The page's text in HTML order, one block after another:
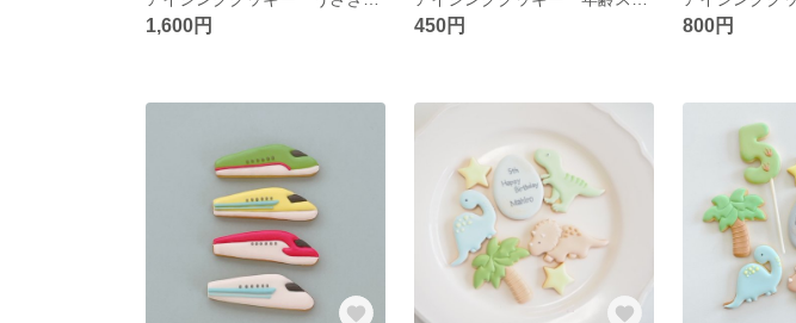
1,600円 450円 800円